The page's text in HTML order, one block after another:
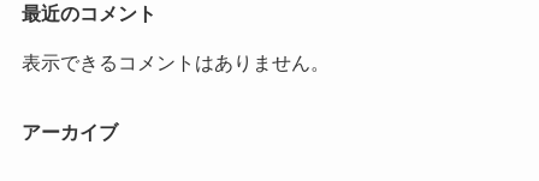
最近のコメント
表示できるコメントはありません。
アーカイブ